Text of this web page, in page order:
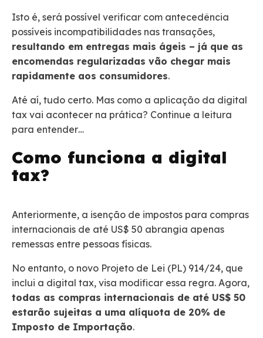
Isto é, será possível verificar com antecedência
possíveis incompatibilidades nas transações,
resultando em entregas mais ágeis – já que as
encomendas regularizadas vão chegar mais
rapidamente aos consumidores.
Até aí, tudo certo. Mas como a aplicação da digital
tax vai acontecer na prática? Continue a leitura
para entender…
Como funciona a digital
tax?
Anteriormente, a isenção de impostos para compras
internacionais de até US$ 50 abrangia apenas
remessas entre pessoas físicas.
No entanto, o novo Projeto de Lei (PL) 914/24, que
inclui a digital tax, visa modificar essa regra. Agora,
todas as compras internacionais de até US$ 50
estarão sujeitas a uma alíquota de 20% de
Imposto de Importação.